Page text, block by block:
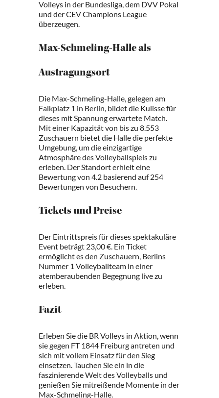
Volleys in der Bundesliga, dem DVV Pokal
und der CEV Champions League
überzeugen.
Max-Schmeling-Halle als
Austragungsort
Die Max-Schmeling-Halle, gelegen am
Falkplatz 1 in Berlin, bildet die Kulisse für
dieses mit Spannung erwartete Match.
Mit einer Kapazität von bis zu 8.553
Zuschauern bietet die Halle die perfekte
Umgebung, um die einzigartige
Atmosphäre des Volleyballspiels zu
erleben. Der Standort erhielt eine
Bewertung von 4.2 basierend auf 254
Bewertungen von Besuchern.
Tickets und Preise
Der Eintrittspreis für dieses spektakuläre
Event beträgt 23,00 €. Ein Ticket
ermöglicht es den Zuschauern, Berlins
Nummer 1 Volleyballteam in einer
atemberaubenden Begegnung live zu
erleben.
Fazit
Erleben Sie die BR Volleys in Aktion, wenn
sie gegen FT 1844 Freiburg antreten und
sich mit vollem Einsatz für den Sieg
einsetzen. Tauchen Sie ein in die
faszinierende Welt des Volleyballs und
genießen Sie mitreißende Momente in der
Max-Schmeling-Halle.